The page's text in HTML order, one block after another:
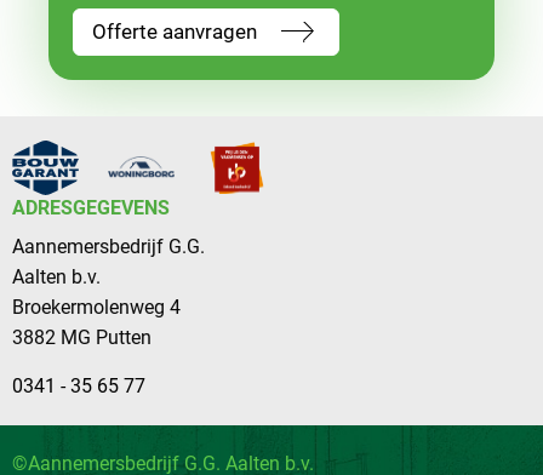
Offerte aanvragen
ADRESGEGEVENS
Aannemersbedrijf G.G.
Aalten b.v.
Broekermolenweg 4
3882 MG Putten
0341 - 35 65 77
©Aannemersbedrijf G.G. Aalten b.v.